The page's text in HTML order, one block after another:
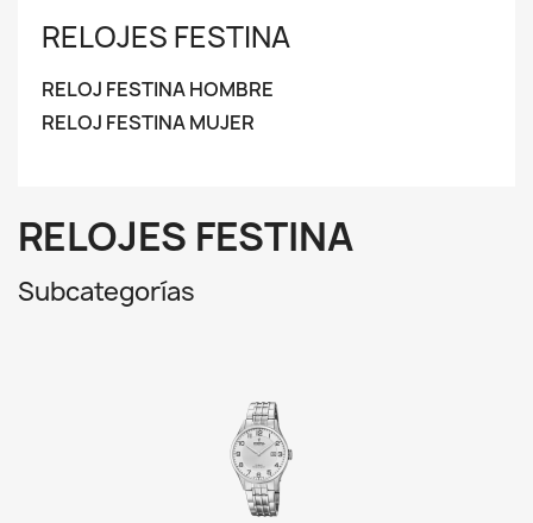
RELOJES FESTINA
RELOJ FESTINA HOMBRE
RELOJ FESTINA MUJER
RELOJES FESTINA
Subcategorías